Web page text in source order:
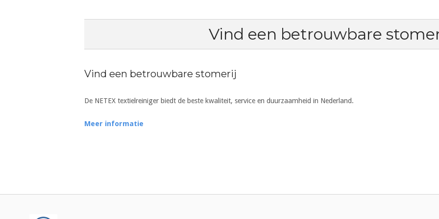
Vind een betrouwbare
Vind een betrouwbare stomerij
De NETEX textielreiniger biedt de beste kwaliteit, service en duurzaamheid in Nederland.
Meer informatie
navigatie